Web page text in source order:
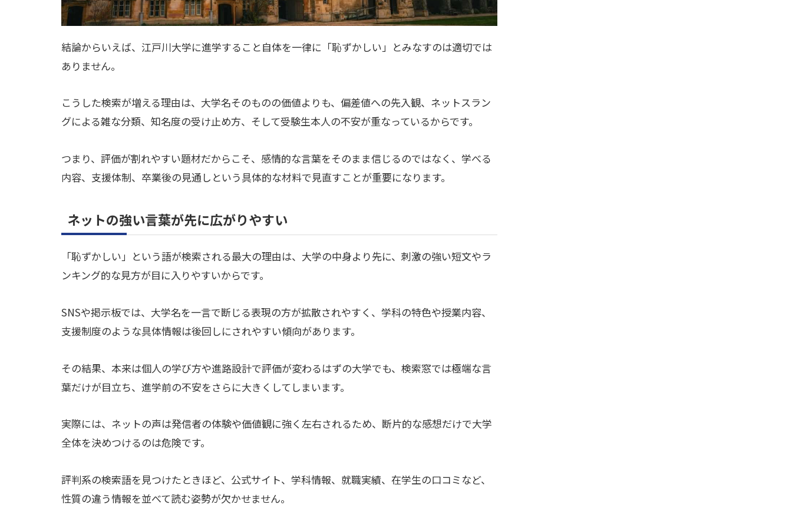
結論からいえば、江戸川大学に進学すること自体を一律に「恥ずかしい」とみなすのは適切では
ありません。
こうした検索が増える理由は、大学名そのものの価値よりも、偏差値への先入観、ネットスラン
グによる雑な分類、知名度の受け止め方、そして受験生本人の不安が重なっているからです。
つまり、評価が割れやすい題材だからこそ、感情的な言葉をそのまま信じるのではなく、学べる
内容、支援体制、卒業後の見通しという具体的な材料で見直すことが重要になります。
ネットの強い言葉が先に広がりやすい
「恥ずかしい」という語が検索される最大の理由は、大学の中身より先に、刺激の強い短文やラ
ンキング的な見方が目に入りやすいからです。
SNSや掲示板では、大学名を一言で断じる表現の方が拡散されやすく、学科の特色や授業内容、
支援制度のような具体情報は後回しにされやすい傾向があります。
その結果、本来は個人の学び方や進路設計で評価が変わるはずの大学でも、検索窓では極端な言
葉だけが目立ち、進学前の不安をさらに大きくしてしまいます。
実際には、ネットの声は発信者の体験や価値観に強く左右されるため、断片的な感想だけで大学
全体を決めつけるのは危険です。
評判系の検索語を見つけたときほど、公式サイト、学科情報、就職実績、在学生の口コミなど、
性質の違う情報を並べて読む姿勢が欠かせません。